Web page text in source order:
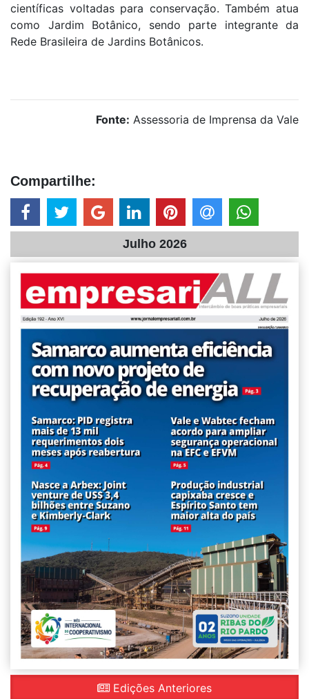
científicas voltadas para conservação. Também atua
como Jardim Botânico, sendo parte integrante da
Rede Brasileira de Jardins Botânicos.
Fonte: Assessoria de Imprensa da Vale
Compartilhe:
Julho 2026
Edições Anteriores